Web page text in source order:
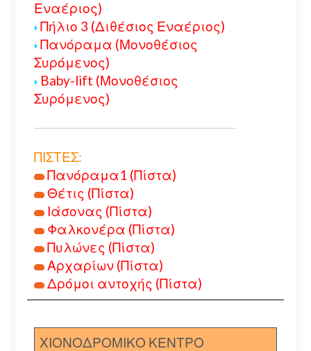
Εναέριος)
Πήλιο 3 (Διθέσιος Εναέριος)
Πανόραμα (Μονοθέσιος
Συρόμενος)
Baby-lift (Μονοθέσιος
Συρόμενος)
ΠΙΣΤΕΣ:
Πανόραμα1 (Πίστα)
Θέτις (Πίστα)
Ιάσονας (Πίστα)
Φαλκονέρα (Πίστα)
Πυλώνες (Πίστα)
Αρχαρίων (Πίστα)
Δρόμοι αντοχής (Πίστα)
ΧΙΟΝΟΔΡΟΜΙΚΟ ΚΕΝΤΡΟ